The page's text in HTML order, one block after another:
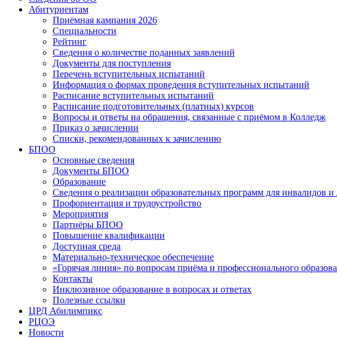
Абитуриентам
Приёмная кампания 2026
Специальности
Рейтинг
Сведения о количестве поданных заявлений
Документы для поступления
Перечень вступительных испытаний
Информация о формах проведения вступительных испытаний
Расписание вступительных испытаний
Расписание подготовительных (платных) курсов
Вопросы и ответы на обращения, связанные с приёмом в Колледж
Приказ о зачислении
Списки, рекомендованных к зачислению
БПОО
Основные сведения
Документы БПОО
Образование
Сведения о реализации образовательных программ для
Профориентация и трудоустройство
Мероприятия
Партнёры БПОО
Повышение квалификации
Доступная среда
Материально-техническое обеспечение
«Горячая линия» по вопросам приёма и профессионального
Контакты
Инклюзивное образование в вопросах и ответах
Полезные ссылки
ЦРД Абилимпикс
РЦОЭ
Новости